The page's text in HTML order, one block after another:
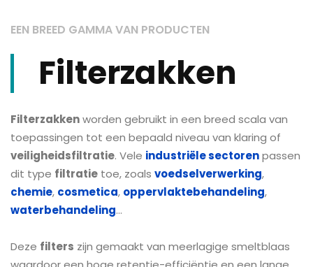
EEN BREED GAMMA VAN PRODUCTEN
Filterzakken
Filterzakkenworden gebruikt in een breed scala van
toepassingen tot een bepaald niveau van klaring of
veiligheidsfiltratie. Vele industriële sectorenpassen
dit type filtratie toe, zoals voedselverwerking,
chemie, cosmetica, oppervlaktebehandeling,
waterbehandeling...
Deze filters zijn gemaakt van meerlagige smeltblaas